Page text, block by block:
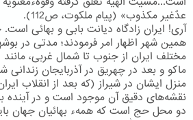
عدٌغیر مكذوب» (پیام ملكوت، ص112).
آری! ایران زادگاه دیانت بابی و بهائی
همین شهر اظهار امر فرمودند؛ مدتی در
مختلف ایران از جنوب تا شمال غربی، مانند
ماكو و بعد در چهریق در آذربایجان زندانی
منزل ایشان در شیراز (كه بعد از انقلاب
نقشه‌های دقیق آن موجود است و در آینده
دو محل حج است كه همهء بهائیان جهان